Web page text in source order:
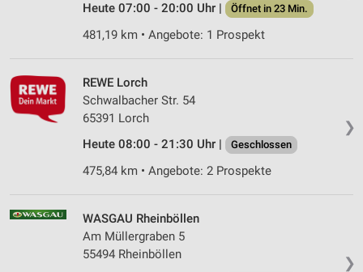
Heute 07:00 - 20:00 Uhr |
Öffnet in 23 Min.
481,19 km • Angebote: 1 Prospekt
❯
REWE Lorch
Schwalbacher Str. 54
65391 Lorch
Heute 08:00 - 21:30 Uhr |
Geschlossen
475,84 km • Angebote: 2 Prospekte
❯
WASGAU Rheinböllen
Am Müllergraben 5
55494 Rheinböllen